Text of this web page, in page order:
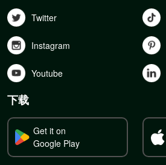
Twitter
Instagram
Youtube
下载
Get it on
Google Play